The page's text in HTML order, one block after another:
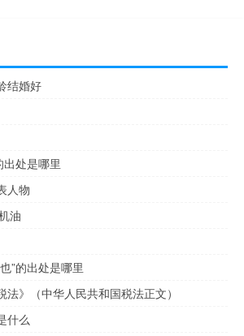
结婚好
出处是哪里
人物
油
”的出处是哪里
法》（中华人民共和国税法正文）
什么